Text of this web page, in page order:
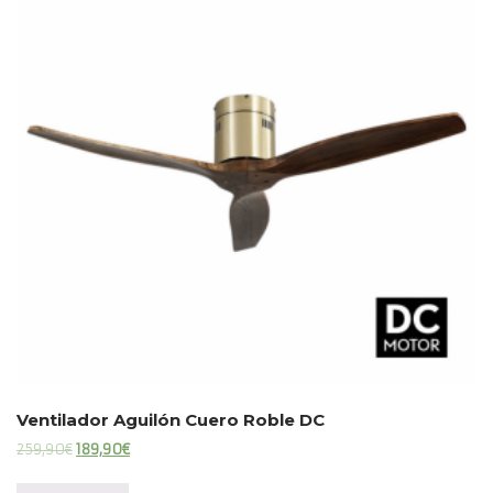
Ventilador Aguilón Cuero Roble DC
259,90€El
189,90€El